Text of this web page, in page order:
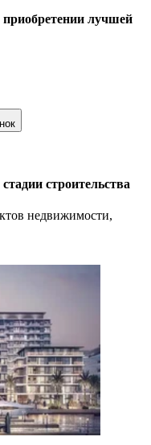
лучшей
строительства
недвижимости,